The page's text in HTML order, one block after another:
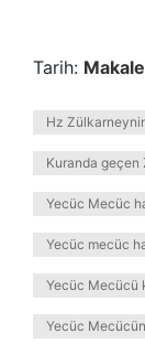
Tarih:
Hz
Kuranda
Yecüc Mecüc
Yecüc mecüc
Yecüc Mecücü
Yecüc